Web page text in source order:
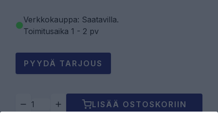
Verkkokauppa: Saatavilla.
Toimitusaika 1 - 2 pv
PYYDÄ TARJOUS
LISÄÄ OSTOSKORIIN